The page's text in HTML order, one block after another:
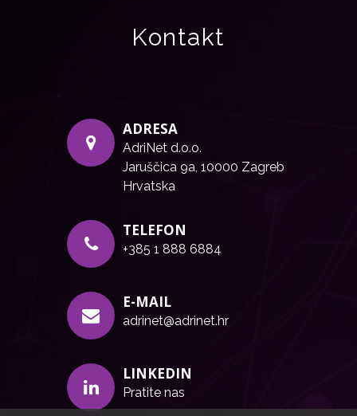
Kontakt
ADRESA
AdriNet d.o.o.
Jaruščica 9a, 10000 Zagreb
Hrvatska
TELEFON
+385 1 888 6884
E-MAIL
adrinet@adrinet.hr
LINKEDIN
Pratite nas